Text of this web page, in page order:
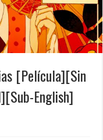
[Película][Sin
English]